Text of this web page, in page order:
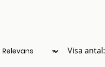
Visa antal: